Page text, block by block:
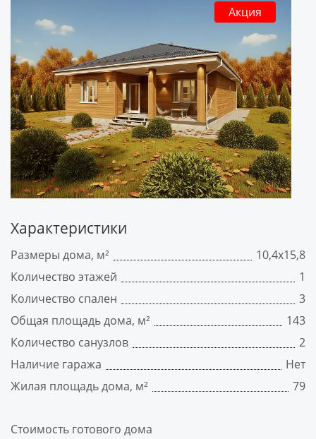
Акция
Характеристики
Размеры дома, м²
10,4х15,8
Количество этажей
1
Количество спален
3
Общая площадь дома, м²
143
Количество санузлов
2
Наличие гаража
Нет
Жилая площадь дома, м²
79
Стоимость готового дома